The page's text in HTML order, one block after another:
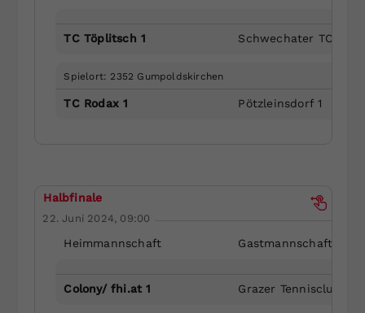
TC Töplitsch 1 Schwechater TC 1
Spielort: 2352 Gumpoldskirchen
TC Rodax 1 Pötzleinsdorf 1
Halbfinale
22. Juni 2024, 09:00
Heimmannschaft Gastmannschaft
Colony/ fhi.at 1 Grazer Tennisclub 1